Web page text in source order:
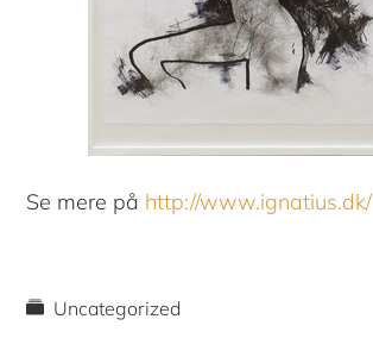
Se mere på http://www.ignatius.dk/
Uncategorized